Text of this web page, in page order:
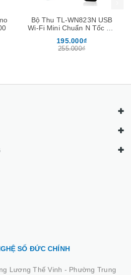
10% PER
8% PER
dây: Enable / Disable Wireless Radio,
dây
DHCP Client List,
Server, Port Triggering, UPnP,
Bộ Thu TL-WN823N USB
Wi-Fi Mini Chuẩn N Tốc Độ
195.000₫
255.000₫
SỐ ĐỨC CHÍNH
Lương Thế Vinh - Phường Trung